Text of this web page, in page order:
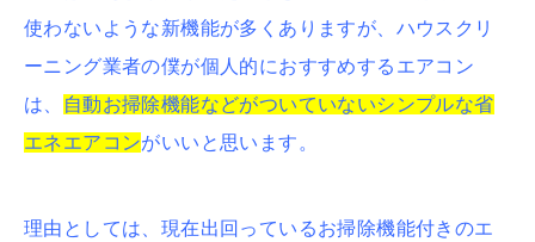
使わないような新機能が多くありますが、ハウスクリ
ーニング業者の僕が個人的におすすめするエアコン
は、
自動お掃除機能などがついていないシンプルな省
エネエアコンがいいと思います。
理由としては、現在出回っているお掃除機能付きのエ